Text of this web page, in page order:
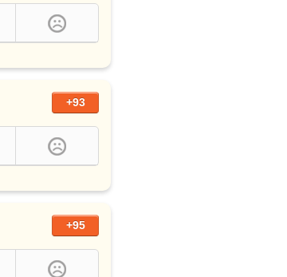
+93
+95